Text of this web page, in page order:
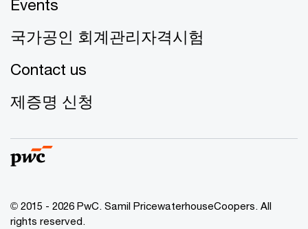
Events
국가공인 회계관리자격시험
Contact us
제증명 신청
© 2015 - 2026 PwC. Samil PricewaterhouseCoopers. All
rights reserved.